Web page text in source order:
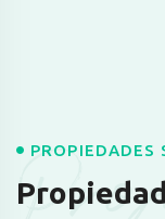
PROPIEDADES